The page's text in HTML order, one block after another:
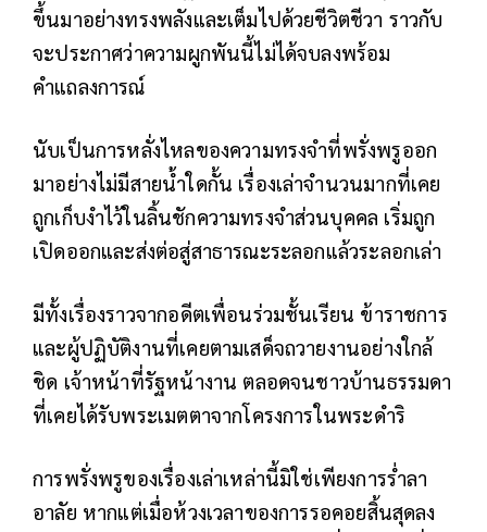
ขึ้นมาอย่างทรงพลังและเต็มไปด้วยชีวิตชีวา ราวกับ
จะประกาศว่าความผูกพันนี้ไม่ได้จบลงพร้อม
คำแถลงการณ์
นับเป็นการหลั่งไหลของความทรงจำที่พรั่งพรูออก
มาอย่างไม่มีสายน้ำใดกั้น เรื่องเล่าจำนวนมากที่เคย
ถูกเก็บงำไว้ในลิ้นชักความทรงจำส่วนบุคคล เริ่มถูก
เปิดออกและส่งต่อสู่สาธารณะระลอกแล้วระลอกเล่า
มีทั้งเรื่องราวจากอดีตเพื่อนร่วมชั้นเรียน ข้าราชการ
และผู้ปฏิบัติงานที่เคยตามเสด็จถวายงานอย่างใกล้
ชิด เจ้าหน้าที่รัฐหน้างาน ตลอดจนชาวบ้านธรรมดา
ที่เคยได้รับพระเมตตาจากโครงการในพระดำริ
การพรั่งพรูของเรื่องเล่าเหล่านี้มิใช่เพียงการร่ำลา
อาลัย หากแต่เมื่อห้วงเวลาของการรอคอยสิ้นสุดลง